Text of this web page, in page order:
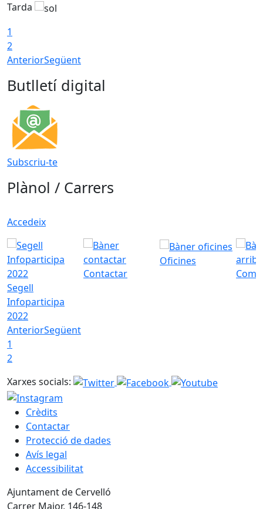
Tarda
1
2
AnteriorSegüent
Butlletí digital
Subscriu-te
Plànol / Carrers
Accedeix
Segell
Infoparticipa
2022
Contactar
Oficines
Com
AnteriorSegüent
1
2
Xarxes socials:
Crèdits
Contactar
Protecció de dades
Avís legal
Accessibilitat
Ajuntament de Cervelló
Carrer Major, 146-148